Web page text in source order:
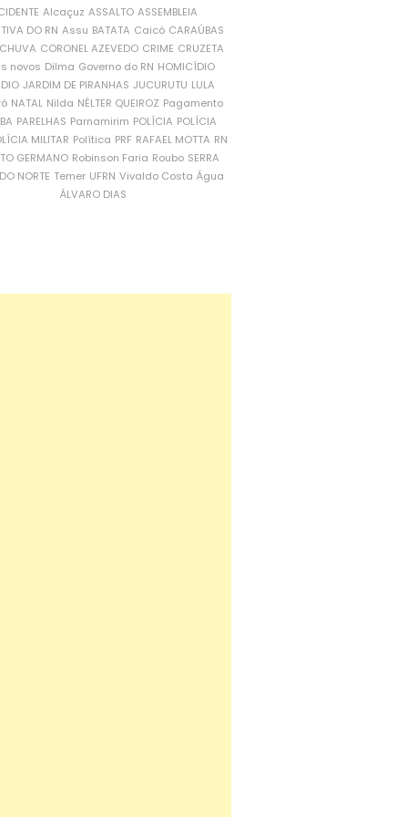
Alcaçuz ASSALTO ASSEMBLEIA
DO RN Assu BATATA Caicó CARAÚBAS
CORONEL AZEVEDO CRIME CRUZETA
novos Dilma Governo do RN HOMICÍDIO
JARDIM DE PIRANHAS JUCURUTU LULA
NATAL Nilda NÉLTER QUEIROZ Pagamento
PARELHAS Parnamirim POLÍCIA POLÍCIA
MILITAR Política PRF RAFAEL MOTTA RN
GERMANO Robinson Faria Roubo SERRA
NORTE Temer UFRN Vivaldo Costa Água
ÁLVARO DIAS